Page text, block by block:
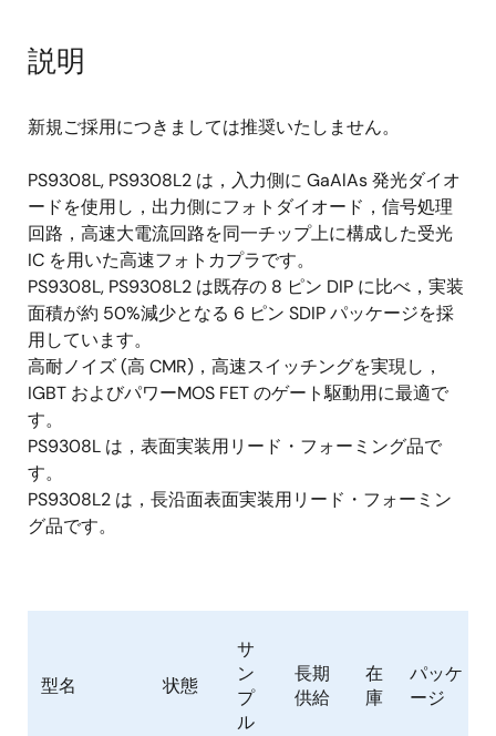
説明
新規ご採用につきましては推奨いたしません。
PS9308L, PS9308L2 は，入力側に GaAlAs 発光ダイオ
ードを使用し，出力側にフォトダイオード，信号処理
回路，高速大電流回路を同一チップ上に構成した受光
IC を用いた高速フォトカプラです。
PS9308L, PS9308L2 は既存の 8 ピン DIP に比べ，実装
面積が約 50%減少となる 6 ピン SDIP パッケージを採
用しています。
高耐ノイズ (高 CMR)，高速スイッチングを実現し，
IGBT およびパワーMOS FET のゲート駆動用に最適で
す。
PS9308L は，表面実装用リード・フォーミング品で
す。
PS9308L2 は，長沿面表面実装用リード・フォーミン
グ品です。
型名 状態
サ
ン
プ
ル
長期
供給
在
庫
パッケ
ージ